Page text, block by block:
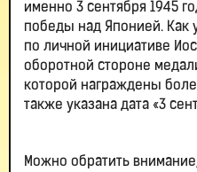
именно 3 сентября 1945
победы над Японией. Как
по личной инициативе
оборотной стороне
которой награждены
также указана дата «3
Можно обратить